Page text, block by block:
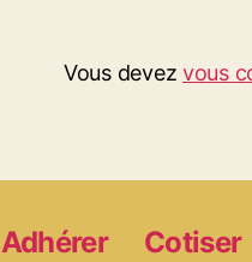
Vous devezvous
Adhérer Cotiser